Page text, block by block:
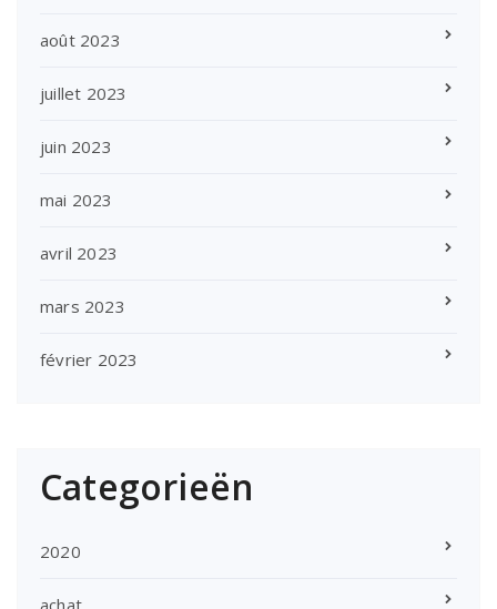
août 2023
juillet 2023
juin 2023
mai 2023
avril 2023
mars 2023
février 2023
Categorieën
2020